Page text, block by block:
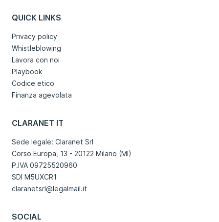
QUICK LINKS
Privacy policy
Whistleblowing
Lavora con noi
Playbook
Codice etico
Finanza agevolata
CLARANET IT
Sede legale: Claranet Srl
Corso Europa, 13 - 20122 Milano (MI)
P.IVA 09725520960
SDI M5UXCR1
claranetsrl@legalmail.it
SOCIAL